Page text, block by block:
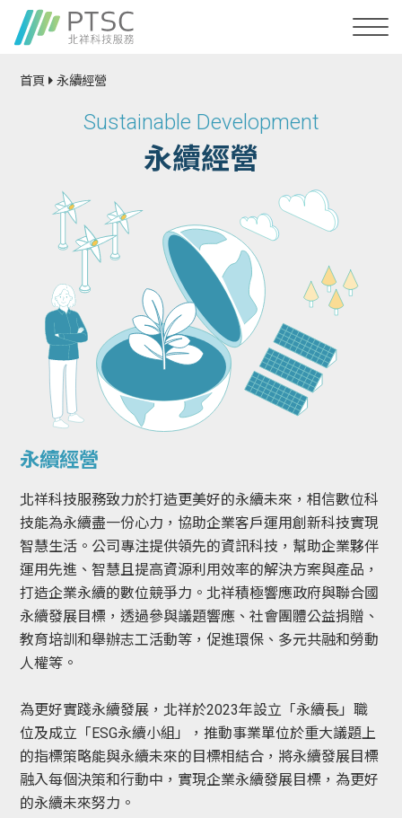
首頁 永續經營
Sustainable Development
永續經營
永續經營
北祥科技服務致力於打造更美好的永續未來，相信數位科
技能為永續盡一份心力，協助企業客戶運用創新科技實現
智慧生活。公司專注提供領先的資訊科技，幫助企業夥伴
運用先進、智慧且提高資源利用效率的解決方案與產品，
打造企業永續的數位競爭力。北祥積極響應政府與聯合國
永續發展目標，透過參與議題響應、社會團體公益捐贈、
教育培訓和舉辦志工活動等，促進環保、多元共融和勞動
人權等。
為更好實踐永續發展，北祥於2023年設立「永續長」職
位及成立「ESG永續小組」，推動事業單位於重大議題上
的指標策略能與永續未來的目標相結合，將永續發展目標
融入每個決策和行動中，實現企業永續發展目標，為更好
的永續未來努力。